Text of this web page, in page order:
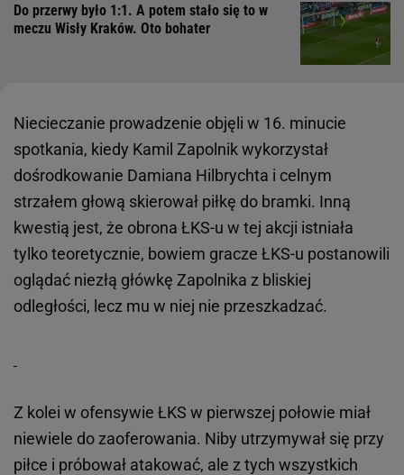
Do przerwy było 1:1. A potem stało się to w
meczu Wisły Kraków. Oto bohater
Niecieczanie prowadzenie objęli w 16. minucie
spotkania, kiedy Kamil Zapolnik wykorzystał
dośrodkowanie Damiana Hilbrychta i celnym
strzałem głową skierował piłkę do bramki. Inną
kwestią jest, że obrona ŁKS-u w tej akcji istniała
tylko teoretycznie, bowiem gracze ŁKS-u postanowili
oglądać niezłą główkę Zapolnika z bliskiej
odległości, lecz mu w niej nie przeszkadzać.
Z kolei w ofensywie ŁKS w pierwszej połowie miał
niewiele do zaoferowania. Niby utrzymywał się przy
piłce i próbował atakować, ale z tych wszystkich